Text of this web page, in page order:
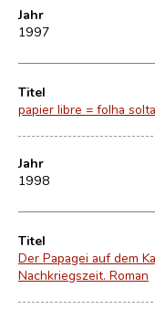
Jahr
1997
Titel
papier libre = folha
Jahr
1998
Titel
Der Papagei auf dem
Nachkriegszeit. Roman